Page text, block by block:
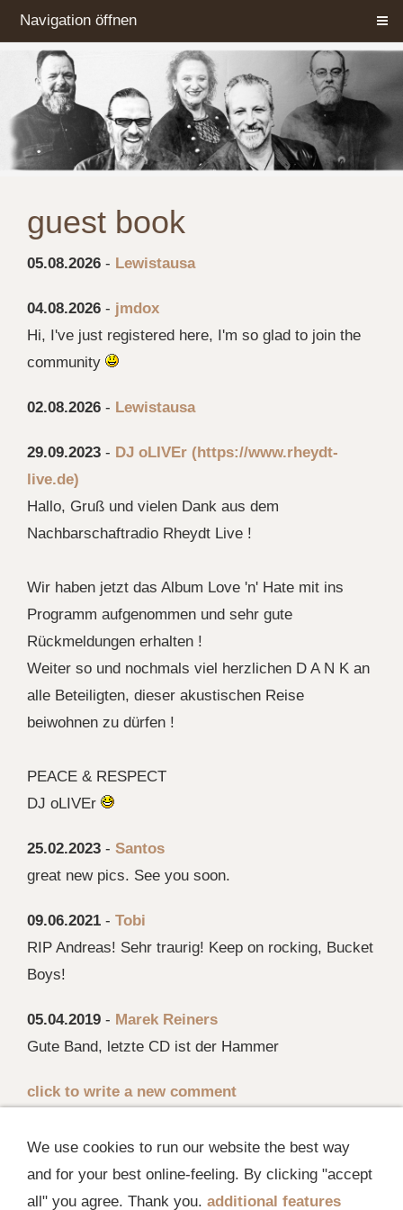
Navigation öffnen
guest book
05.08.2026 - Lewistausa
04.08.2026 - jmdox
Hi, I've just registered here, I'm so glad to join the
community
02.08.2026 - Lewistausa
29.09.2023 - DJ oLIVEr (https://www.rheydt-
live.de)
Hallo, Gruß und vielen Dank aus dem
Nachbarschaftradio Rheydt Live !
Wir haben jetzt das Album Love 'n' Hate mit ins
Programm aufgenommen und sehr gute
Rückmeldungen erhalten !
Weiter so und nochmals viel herzlichen D A N K an
alle Beteiligten, dieser akustischen Reise
beiwohnen zu dürfen !
PEACE & RESPECT
DJ oLIVEr
25.02.2023 - Santos
great new pics. See you soon.
09.06.2021 - Tobi
RIP Andreas! Sehr traurig! Keep on rocking, Bucket
Boys!
05.04.2019 - Marek Reiners
Gute Band, letzte CD ist der Hammer
click to write a new comment
We use cookies to run our website the best way
and for your best online-feeling. By clicking "accept
all" you agree. Thank you. additional features